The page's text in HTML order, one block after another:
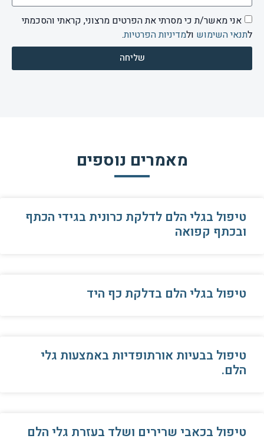
אני מאשר/ת כי מסרתי את הפרטים מרצוני, קראתי והסכמתי
לתנאי השימוש ולמדיניות הפרטיות.
שליחה
מאמרים נוספים
טיפול בגלי הלם לדלקת כרונית בגידי הכתף
ובכתף קפואה
טיפול בגלי הלם בדלקת כף היד
טיפול בבעיות אורתופדיות באמצעות גלי
הלם.
טיפול בכאבי שרירים ושלד בעזרת גלי הלם